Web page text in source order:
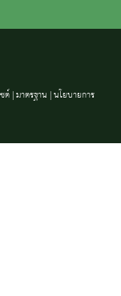
ต์|มาตรฐาน |นโยบายการ